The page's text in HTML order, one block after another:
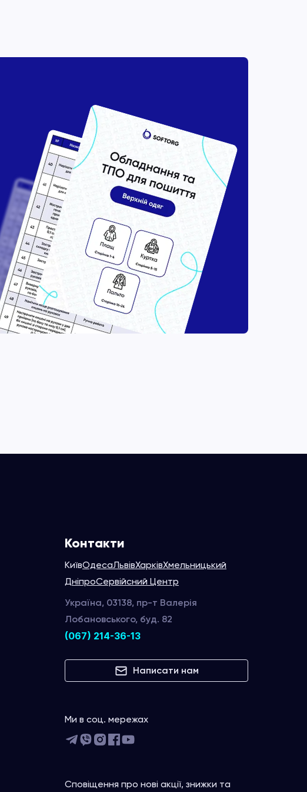
Контакти
КиївОдесаЛьвівХарківХмельницький
ДніпроСервійсний Центр
Україна, 03138, пр-т Валерія
Лобановського, буд. 82
(067) 214-36-13
Написати нам
Ми в соц. мережах
Сповіщення про нові акції, знижки та